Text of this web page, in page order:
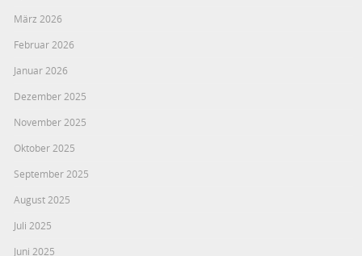
März 2026
Februar 2026
Januar 2026
Dezember 2025
November 2025
Oktober 2025
September 2025
August 2025
Juli 2025
Juni 2025